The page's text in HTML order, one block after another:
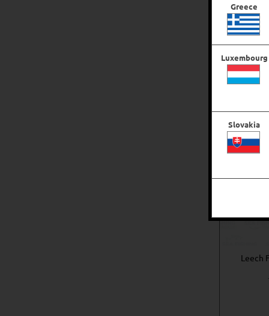
Leech
Greece
Luxembourg
Slovakia